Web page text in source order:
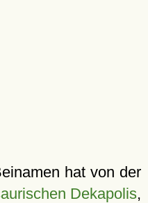
hat von der
Dekapolis,